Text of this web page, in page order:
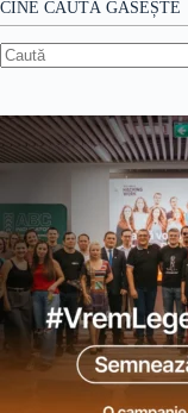
CINE CAUTĂ GĂSEȘTE